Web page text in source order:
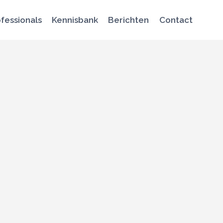
Kennisbank Berichten Contact